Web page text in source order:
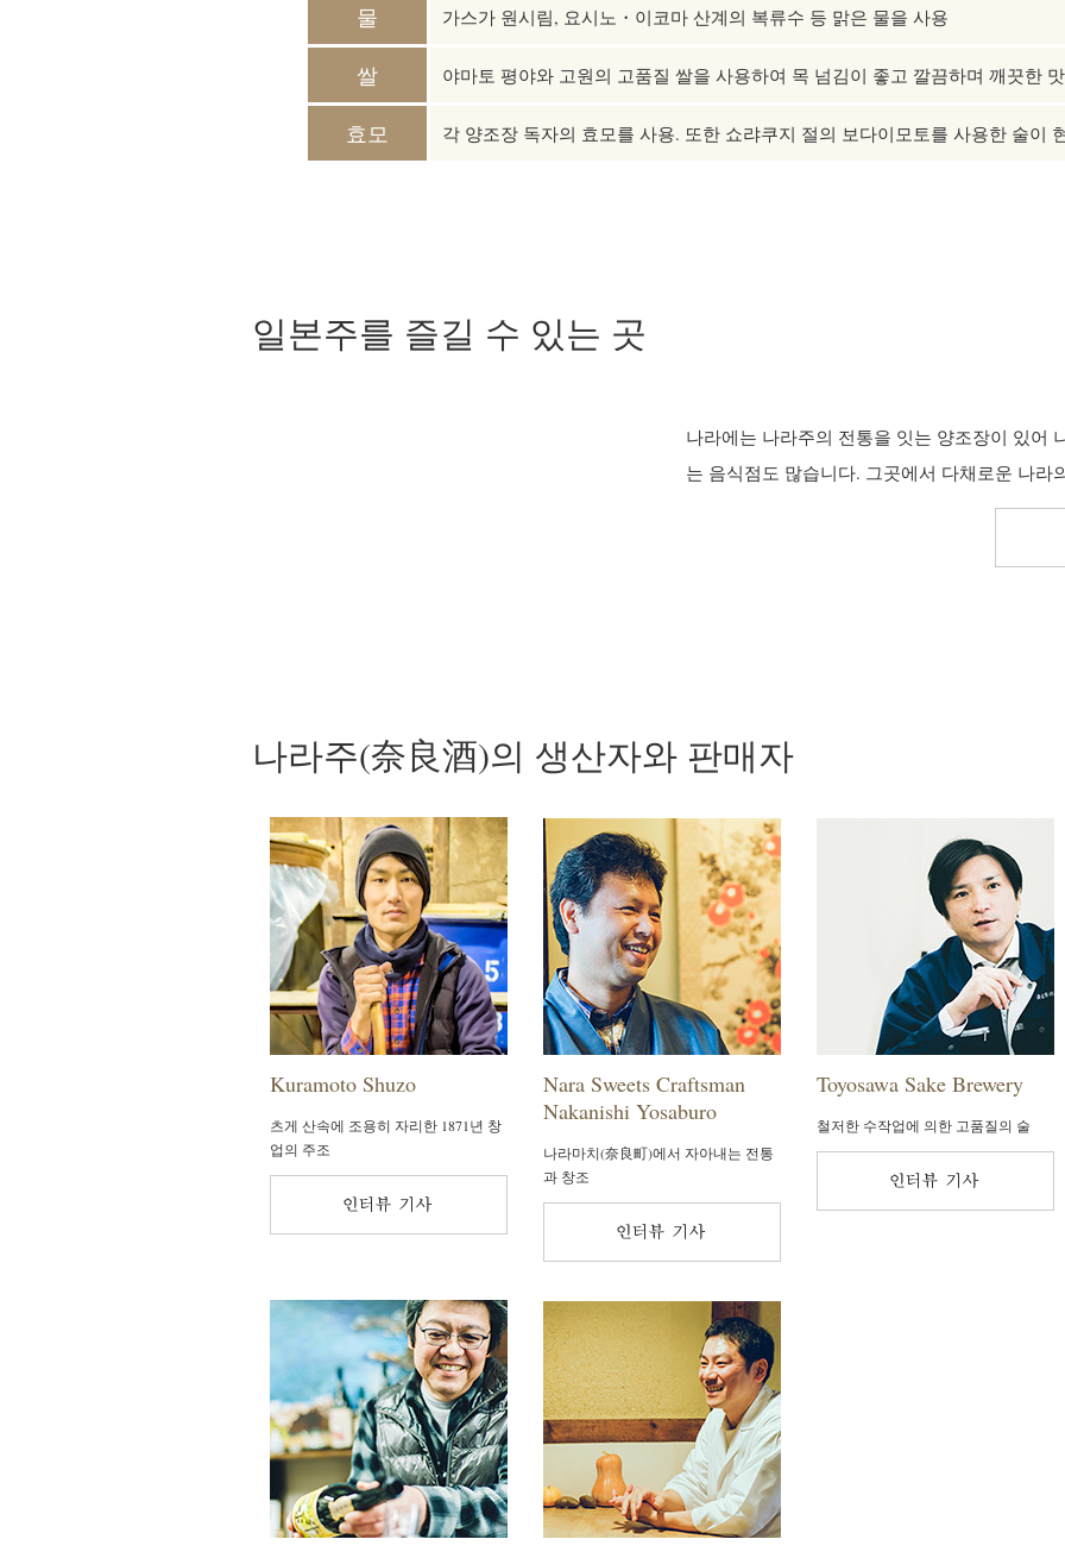
물 가스가 원시림, 요시노・이코마 산계의 복류수 등 맑은 물을 사용
쌀 야마토 평야와 고원의 고품질 쌀을 사용하여 목 넘김이 좋고 깔끔하며 깨끗한 맛
효모 각 양조장 독자의 효모를 사용. 또한 쇼랴쿠지 절의 보다이모토를 사용한 술이
일본주를 즐길 수 있는 곳
나라에는 나라주의 전통을 잇는 양조장이 있어
는 음식점도 많습니다. 그곳에서 다채로운 나라
나라주(奈良酒)의 생산자와 판매자
Kuramoto Shuzo
츠게 산속에 조용히 자리한 1871년 창
업의 주조
Nara Sweets Craftsman
Nakanishi Yosaburo
나라마치(奈良町)에서 자아내는 전통
과 창조
Toyosawa Sake Brewery
철저한 수작업에 의한 고품질의 술